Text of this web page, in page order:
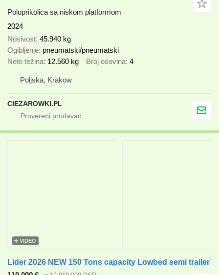
Poluprikolica sa niskom platformom
2024
Nosivost 45.940 kg
Ogibljenje pneumatski/pneumatski
Neto težina 12.560 kg Broj osovina 4
Poljska, Krakow
CIEZAROWKI.PL
VIDEO
Lider 2026 NEW 150 Tons capacity Lowbed semi trailer